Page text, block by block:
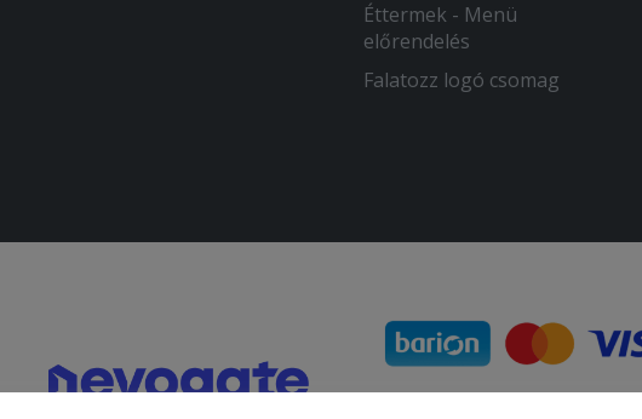
Éttermek - Menü
előrendelés
Falatozz logó csomag